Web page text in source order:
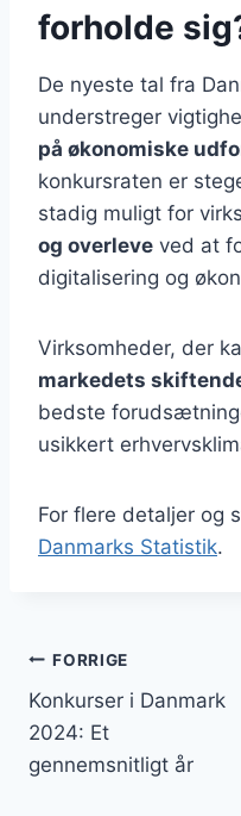
forholde
De nyeste tal fra
understreger
på økonomiske
konkursraten er
stadig muligt for
og overleve ved at
digitalisering og
Virksomheder, der
markedets
bedste
usikkert
For flere detaljer og
Danmarks Statistik.
FORRIGE
Konkurser i Danmark
2024: Et
gennemsnitligt år